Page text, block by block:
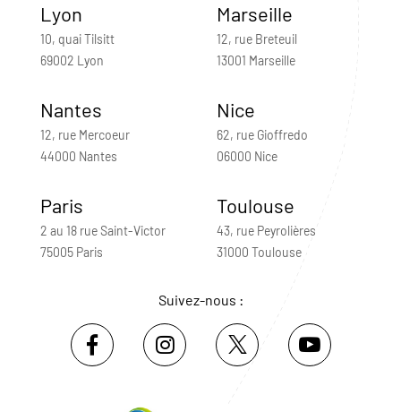
Lyon
10, quai Tilsitt
69002 Lyon
Marseille
12, rue Breteuil
13001 Marseille
Nantes
12, rue Mercoeur
44000 Nantes
Nice
62, rue Gioffredo
06000 Nice
Paris
2 au 18 rue Saint-Victor
75005 Paris
Toulouse
43, rue Peyrolières
31000 Toulouse
Suivez-nous :